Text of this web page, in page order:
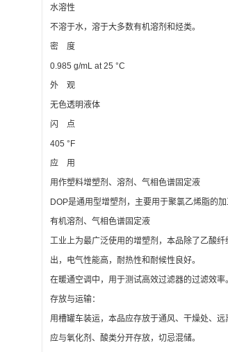
水溶性
不溶于水，溶于大多数有机溶剂和烃类。
密 度
0.985 g/mL at 25 °C
外 观
无色透明液体
闪 点
405 °F
应 用
用作塑料增塑剂、溶剂、气相色谱固定液
DOP是通用型增塑剂，主要用于聚氯乙烯脂的
有机溶剂、气相色谱固定液
工业上为最广泛使用的增塑剂，本品除了乙酸
出，电气性能高，耐热性和耐候性良好。
在暖通空调中，用于测试高效过滤器的过滤效
存放与运输：
用槽罐车装运，本品应存放于通风、干燥处、远
应与氧化剂、酸类分开存放，切忌混储。